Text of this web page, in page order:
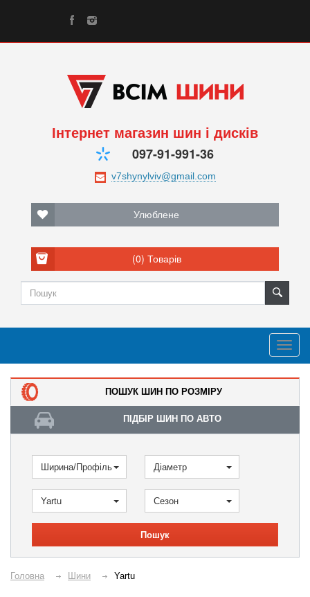
Інтернет магазин шин і дисків
097-91-991-36
Улюблене
(0) Товарів
ПОШУК ШИН ПО РОЗМІРУ
ПІДБІР ШИН ПО АВТО
Ширина/Профіль Діаметр
Yartu Сезон
Пошук
Головна Шини Yartu